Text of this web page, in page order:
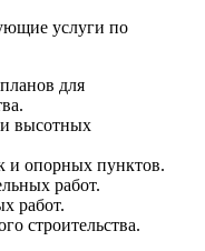
услуги по
для
высотных
и опорных пунктов.
работ.
работ.
строительства.